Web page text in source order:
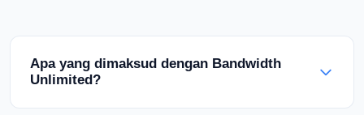
Apa yang dimaksud dengan Bandwidth
Unlimited?